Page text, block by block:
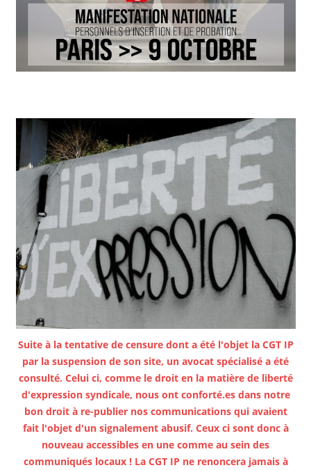
Suite à la tentative de censure dont a été l'objet la CGT IP
par la suspension de son site, un avocat spécialisé a été
consulté. Celui ci, comme le droit en la matière de liberté
d'expression syndicale, nous ont conforté.es dans notre
bon droit à re-publier nos communications qui avaient
fait l'objet d'un signalement abusif. Ceux ci sont donc à
nouveau accessibles en une comme au sein des
communiqués locaux ! La CGT IP ne renoncera jamais à